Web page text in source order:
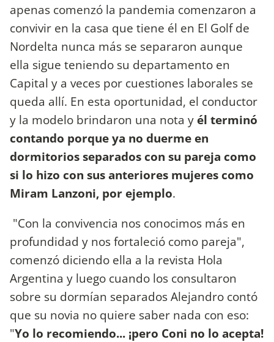
apenas comenzó la pandemia comenzaron a
convivir en la casa que tiene él en El Golf de
Nordelta nunca más se separaron aunque
ella sigue teniendo su departamento en
Capital y a veces por cuestiones laborales se
queda allí. En esta oportunidad, el conductor
y la modelo brindaron una nota y él terminó
contando porque ya no duerme en
dormitorios separados con su pareja como
si lo hizo con sus anteriores mujeres como
Miram Lanzoni, por ejemplo.
"Con la convivencia nos conocimos más en
profundidad y nos fortaleció como pareja",
comenzó diciendo ella a la revista Hola
Argentina y luego cuando los consultaron
sobre su dormían separados Alejandro contó
que su novia no quiere saber nada con eso:
"Yo lo recomiendo... ¡pero Coni no lo acepta!